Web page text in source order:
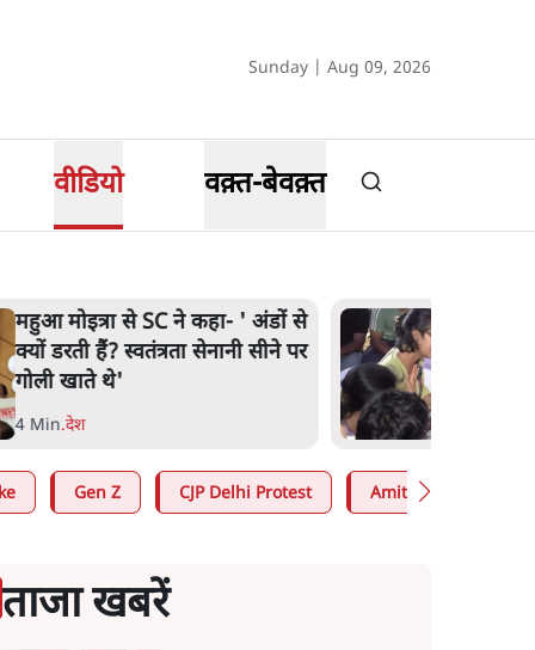
Sunday | Aug 09, 2026
वीडियो वक़्त-बेवक़्त
महुआ मोइत्रा से SC ने कहा- ' अंडों से
क्यों डरती हैं? स्वतंत्रता सेनानी सीने पर
गोली खाते थे'
4 Min.देश
Gen Z CJP Delhi Protest Amit Shah
ताजा खबरें